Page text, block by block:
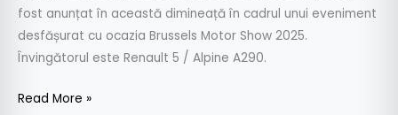
fost anunțat în această dimineață în cadrul unui eveniment
desfășurat cu ocazia Brussels Motor Show 2025.
Învingătorul este Renault 5 / Alpine A290.
Read More »